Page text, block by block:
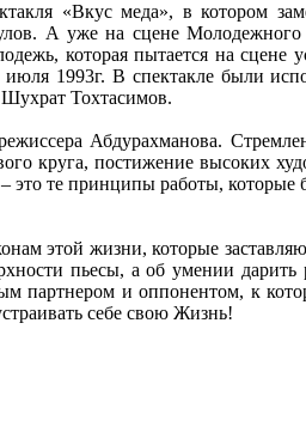
«Вкус меда», в котором
А уже на сцене Молодежного
которая пытается на сцене
июля 1993г. В спектакле были
Шухрат Тохтасимов.
Абдурахманова.
круга, постижение высоких
это те принципы работы,
этой жизни, которые
пьесы, а об умении дарить
партнером и оппонентом, к
себе свою Жизнь!